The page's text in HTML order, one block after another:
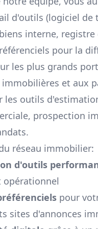
d'outils (logiciel de
interne, registre
pour la
les plus grands
immobilières et aux
les outils
prospection
réseau immobilier:
d'outils
opérationnel
pour
sites d'annonces